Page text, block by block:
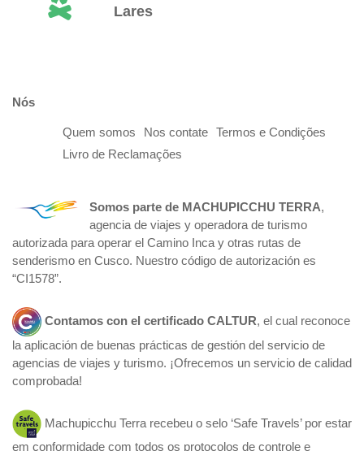
Lares
Nós
Quem somos Nos contate
Termos e Condições
Livro de Reclamações
Somos parte de MACHUPICCHU TERRA,
agencia de viajes y operadora de turismo
autorizada para operar el Camino Inca y otras rutas de
senderismo en Cusco. Nuestro código de autorización es
“CI1578”.
Contamos con el certificado CALTUR, el cual reconoce
la aplicación de buenas prácticas de gestión del servicio de
agencias de viajes y turismo. ¡Ofrecemos un servicio de calidad
comprobada!
Machupicchu Terra recebeu o selo ‘Safe Travels’ por estar
em conformidade com todos os protocolos de controle e